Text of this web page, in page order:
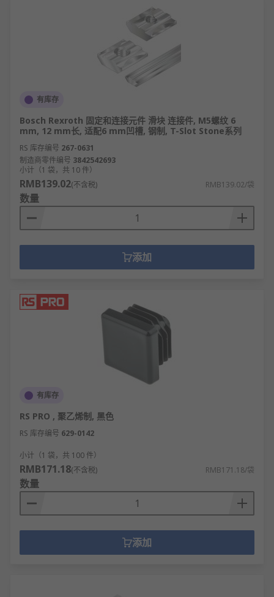
有库存
Bosch Rexroth 固定和连接元件 滑块 连接件, M5螺纹 6
mm, 12 mm长, 适配6 mm凹槽, 钢制, T-Slot Stone系列
RS 库存编号 267-0631
制造商零件编号 3842542693
小计（1 袋，共 10 件）
RMB139.02(不含税) RMB139.02/袋
数量
添加
有库存
RS PRO , 聚乙烯制, 黑色
RS 库存编号 629-0142
小计（1 袋，共 100 件）
RMB171.18(不含税) RMB171.18/袋
数量
添加